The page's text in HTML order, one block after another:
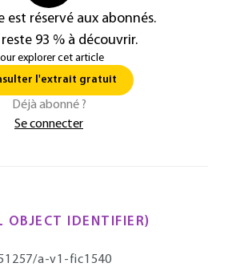
est réservé aux abonnés.
93 % à découvrir.
explorer cet article
l'extrait gratuit
Déjà abonné ?
Se connecter
OBJECT IDENTIFIER)
a-v1-fic1540